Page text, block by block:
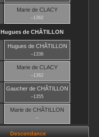
Marie de CLACY
–1362
Huguesde CHÂTILLON
Hugues de CHÂTILLON
–1336
Marie de CLACY
–1362
Gaucher de CHÂTILLON
–1355
Marie de CHÂTILLON
–
Descendance